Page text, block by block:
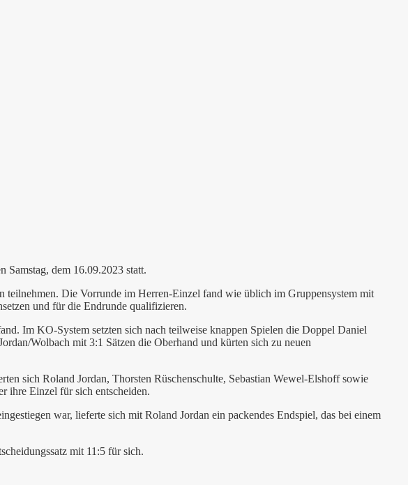
Samstag, dem 16.09.2023 statt.
teilnehmen. Die Vorrunde im Herren-Einzel fand wie üblich im Gruppensystem mit
und für die Endrunde qualifizieren.
Im KO-System setzten sich nach teilweise knappen Spielen die Doppel Daniel
Wolbach mit 3:1 Sätzen die Oberhand und kürten sich zu neuen
sich Roland Jordan, Thorsten Rüschenschulte, Sebastian Wewel-Elshoff sowie
ihre Einzel für sich entscheiden.
war, lieferte sich mit Roland Jordan ein packendes Endspiel, das bei einem
mit 11:5 für sich.